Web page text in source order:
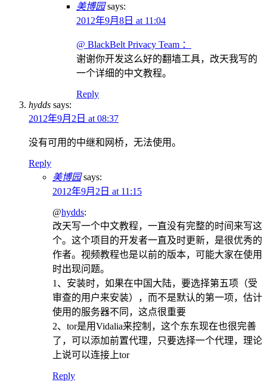
美博园 says:
2012年9月8日 at 11:04
@ BlackBelt Privacy Team ：
谢谢你开发这么好的翻墙工具，改天我写的
一个详细的中文教程。
Reply
hydds says:
2012年9月2日 at 08:37
没有可用的中继和网桥，无法使用。
Reply
美博园 says:
2012年9月2日 at 11:15
@hydds:
改天写一个中文教程，一直没有完整的时间来写这
个。这个项目的开发者一直及时更新，是很优秀的
作者。视频教程也是以前的版本，可能大家在使用
时出现问题。
1、安装时，如果在中国大陆，要选择第五项（受
审查的用户来安装），而不是默认的第一项，估计
使用的服务器不同，这点很重要
2、tor是用Vidalia来控制，这个东东现在也很完善
了，可以添加前置代理，只要选择一个代理，理论
上说可以连接上tor
Reply